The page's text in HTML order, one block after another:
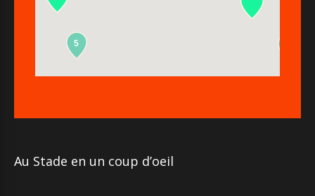
5
Au Stade en un coup d’oeil